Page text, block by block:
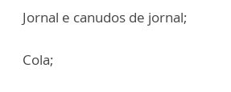
Jornal e canudos de jornal;
Cola;